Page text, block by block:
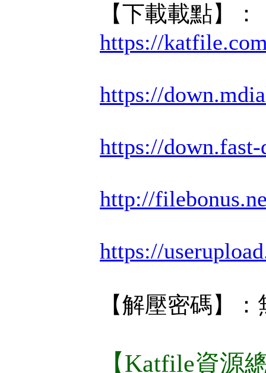
【下載載點】：
https://
https://
https://
http://
https://
【解壓密碼】：
【Katfile資源